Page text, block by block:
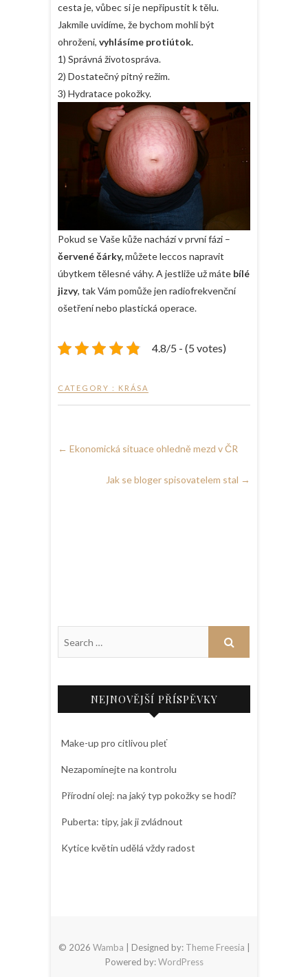
cesta je, vůbec si je nepřipustit k tělu.
Jakmile uvidíme, že bychom mohli být
ohroženi, vyhlásíme protiútok.
1) Správná životospráva.
2) Dostatečný pitný režim.
3) Hydratace pokožky.
Pokud se Vaše kůže nachází v první fázi –
červené čárky,můžete leccos napravit
úbytkem tělesné váhy. A jestliže už máte bílé
jizvy, tak Vám pomůže jen radiofrekvenční
ošetření nebo plastická operace.
4.8/5 - (5 votes)
CATEGORY : KRÁSA
← Ekonomická situace ohledně mezd v ČR
Jak se bloger spisovatelem stal →
NEJNOVĚJŠÍ PŘÍSPĚVKY
Make-up pro citlivou pleť
Nezapomínejte na kontrolu
Přírodní olej: na jaký typ pokožky se hodí?
Puberta: tipy, jak ji zvládnout
Kytice květin udělá vždy radost
© 2026 Wamba | Designed by: Theme Freesia
Powered by:WordPress